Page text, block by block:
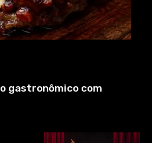
gastronômico com